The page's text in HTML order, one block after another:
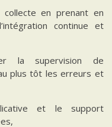
en prenant en
continue et
la supervision de
plus tôt les erreurs et
et le support